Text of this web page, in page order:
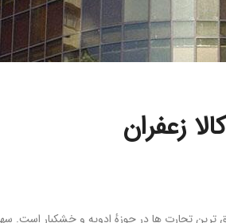
زعفران
ترین تجارت ها در حوزهٔ ادویه و خشکبار است.